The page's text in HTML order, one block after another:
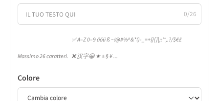
0/26
Massimo 26 caratteri.
✅ A–Z 0–9 äöü ß ~!@#%^&*()-_=+{}[]|;:'",.?/$€£
❌ 汉字😀 ★ ± § ¥ ...
Colore